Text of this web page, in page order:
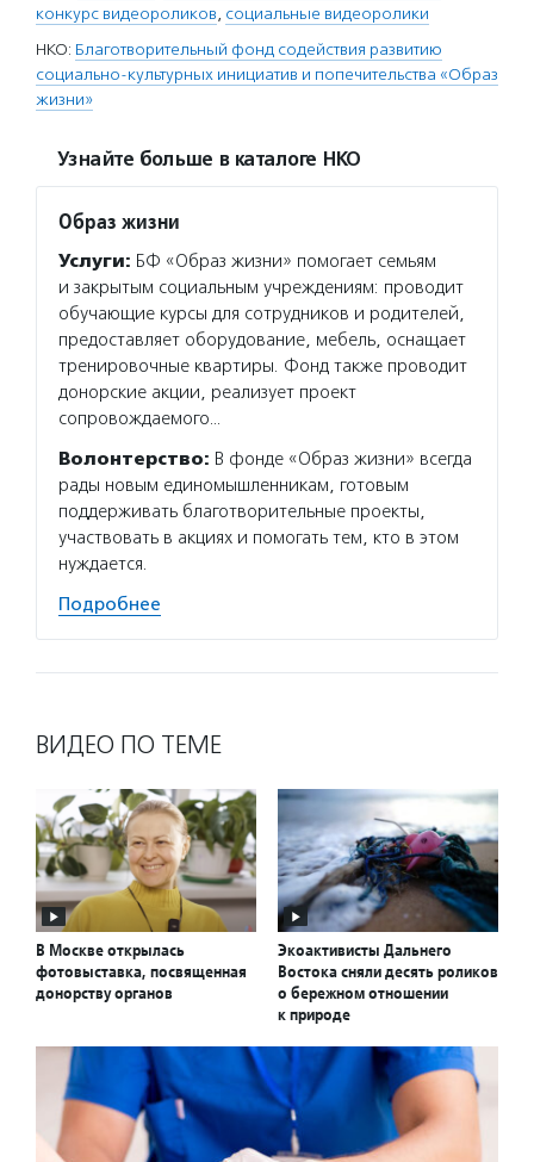
конкурс видеороликов, социальные видеоролики
НКО: Благотворительный фонд содействия развитию
социально-культурных инициатив и попечительства «Образ
жизни»
Узнайте больше в каталоге НКО
Образ жизни
Услуги: БФ «Образ жизни» помогает семьям
и закрытым социальным учреждениям: проводит
обучающие курсы для сотрудников и родителей,
предоставляет оборудование, мебель, оснащает
тренировочные квартиры. Фонд также проводит
донорские акции, реализует проект
сопровождаемого…
Волонтерство: В фонде «Образ жизни» всегда
рады новым единомышленникам, готовым
поддерживать благотворительные проекты,
участвовать в акциях и помогать тем, кто в этом
нуждается.
Подробнее
ВИДЕО ПО ТЕМЕ
В Москве открылась
фотовыставка, посвященная
донорству органов
Экоактивисты Дальнего
Востока сняли десять роликов
о бережном отношении
к природе